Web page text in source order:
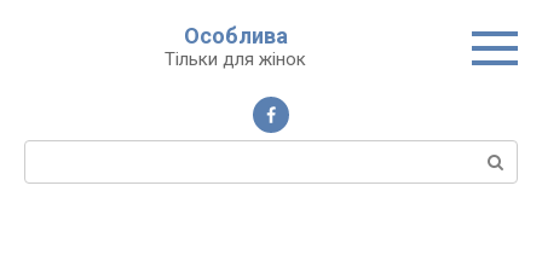
Особлива
Тільки для жінок
Пошук: